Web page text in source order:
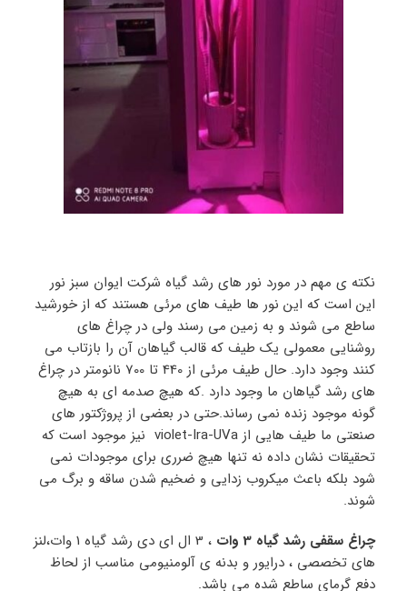
نکته ی مهم در مورد نور های رشد گیاه شرکت ایوان سبز نور
این است که این نور ها طیف های مرئی هستند که از خورشید
ساطع می شوند و به زمین می رسند ولی در چراغ های
روشنایی معمولی یک طیف که قالب گیاهان آن را بازتاب می
کنند وجود دارد. حال طیف مرئی از 440 تا 700 نانومتر در چراغ
های رشد گیاهان ما وجود دارد .که هیچ صدمه ای به هیچ
گونه موجود زنده نمی رساند.حتی در بعضی از پروژکتور های
صنعتی ما طیف هایی از violet-Ira-UVa نیز موجود است که
تحقیقات نشان داده نه تنها هیچ ضرری برای موجودات نمی
شود بلکه باعث میکروب زدایی و ضخیم شدن ساقه و برگ می
شوند.
چراغ سقفی رشد گیاه 3 وات
، 3 ال ای دی رشد گیاه 1 وات،لنز
های تخصصی ، درایور و بدنه ی آلومنیومی مناسب از لحاظ
دفع گرمای ساطع شده می باشد.